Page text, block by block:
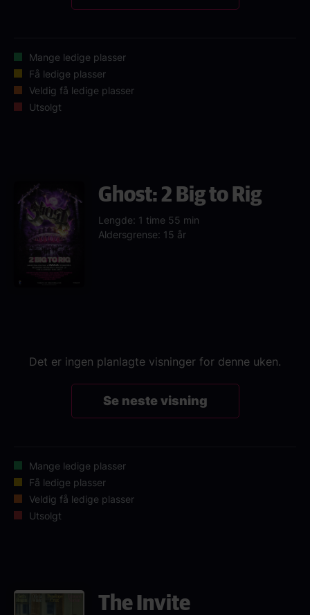
Mange ledige plasser
Få ledige plasser
Veldig få ledige plasser
Utsolgt
Ghost: 2 Big to Rig
Lengde: 1 time 55 min
Aldersgrense: 15 år
Det er ingen planlagte visninger for denne uken.
Se neste visning
Mange ledige plasser
Få ledige plasser
Veldig få ledige plasser
Utsolgt
The Invite